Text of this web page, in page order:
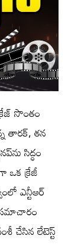
సొంతం
తారక్, తన
సిద్ధం
ఒక క్రేజీ
ఎన్టీఆర్
చేసిన లేటెస్ట్